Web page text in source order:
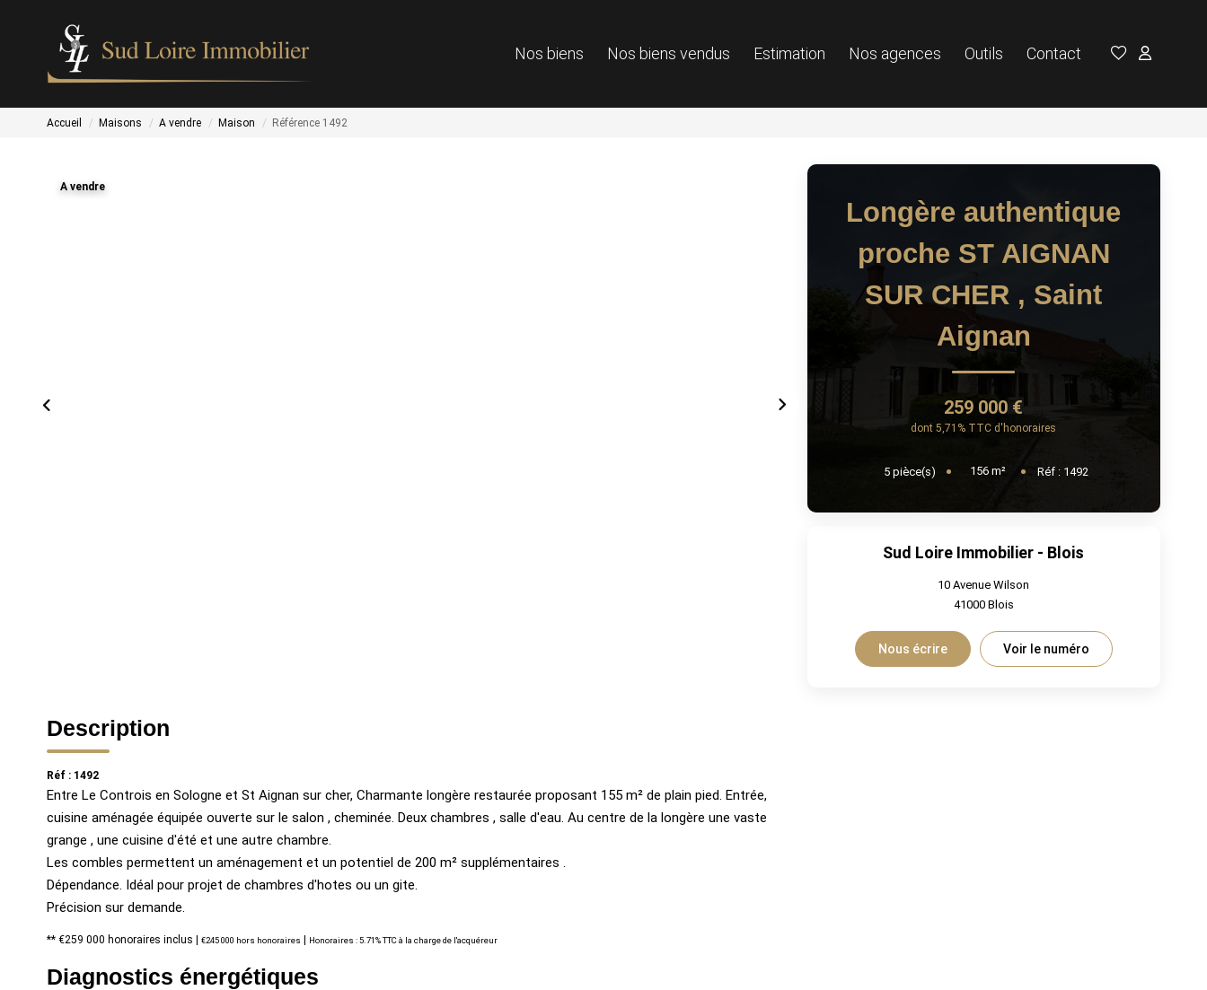
Nos biens Nos biens vendus Estimation Nos agences Outils Contact
Accueil Maisons A vendre Maison Référence 1492
A vendre
Description
Réf : 1492
Entre Le Controis en Sologne et St Aignan sur cher, Charmante longère restaurée proposant 155 m² de plain pied. Entrée,
cuisine aménagée équipée ouverte sur le salon , cheminée. Deux chambres , salle d'eau. Au centre de la longère une vaste
grange , une cuisine d'été et une autre chambre.
Les combles permettent un aménagement et un potentiel de 200 m² supplémentaires .
Dépendance. Idéal pour projet de chambres d'hotes ou un gite.
Précision sur demande.
** €259 000 honoraires inclus €245 000 hors honoraires Honoraires : 5.71% TTC à la charge de l'acquéreur
Diagnostics énergétiques
Longère authentique
proche ST AIGNAN
SUR CHER , Saint
Aignan
259 000 €
dont 5,71% TTC d'honoraires
5pièce(s) 156m² Réf : 1492
Sud Loire Immobilier - Blois
10 Avenue Wilson
41000 Blois
Nous écrire Voir le numéro